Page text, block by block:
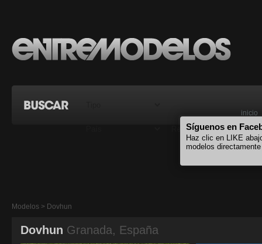
inicio
Modelos > Dovhun
Dovhun Granada, España
Síguenos en
Haz clic en LIKE
modelos